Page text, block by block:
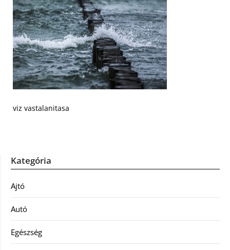
viz vastalanitasa
Kategória
Ajtó
Autó
Egészség